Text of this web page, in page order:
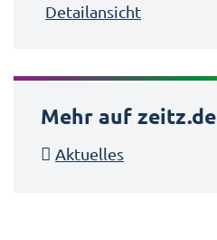
Detailansicht
Mehr auf zeitz.de
Aktuelles